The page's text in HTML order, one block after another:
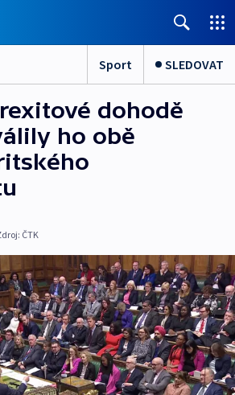
Sport SLEDOVAT
dohodě
ho obě
ČTK